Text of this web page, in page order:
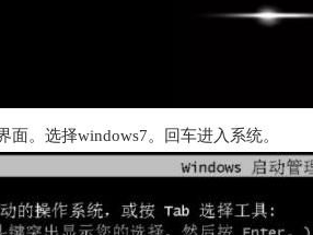
面。选择windows7。回车进入系统。